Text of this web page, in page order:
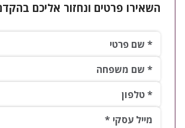
השאירו פרטים ונחזור אליכם
שם פרטי*
שם משפחה*
טלפון*
*מייל עסקי